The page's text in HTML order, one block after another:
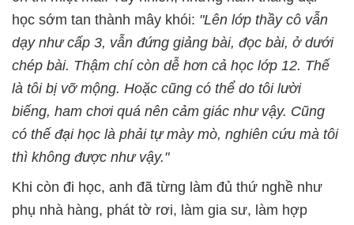
học sớm tan thành mây khói: "Lên lớp thầy cô vẫn
dạy như cấp 3, vẫn đứng giảng bài, đọc bài, ở dưới
chép bài. Thậm chí còn dễ hơn cả học lớp 12. Thế
là tôi bị vỡ mộng. Hoặc cũng có thể do tôi lười
biếng, ham chơi quá nên cảm giác như vậy. Cũng
có thế đại học là phải tự mày mò, nghiên cứu mà tôi
thì không được như vậy."
Khi còn đi học, anh đã từng làm đủ thứ nghề như
phụ nhà hàng, phát tờ rơi, làm gia sư, làm hợp